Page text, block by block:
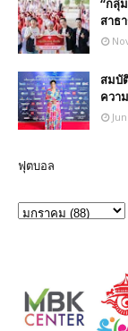
“กลุ่
สาธ
สมบั
ควา
ฟุตบอล